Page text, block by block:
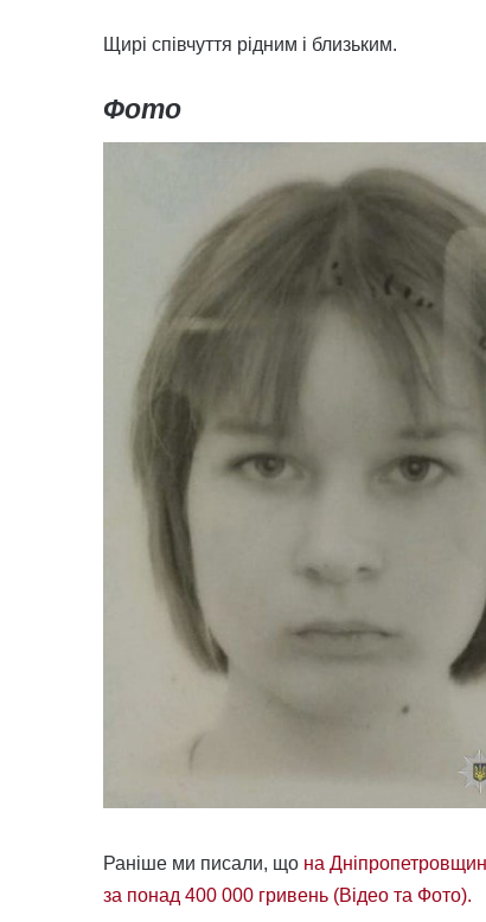
Щирі співчуття рідним і близьким.
Фото
Раніше ми писали, що на
за понад 400 000 гривень (Відео та Фото).